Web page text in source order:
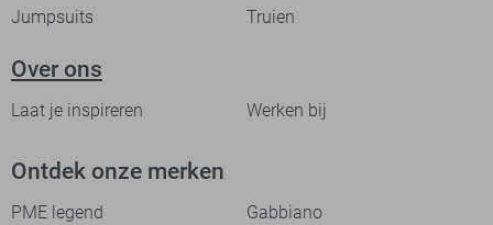
Jumpsuits
Truien
Over ons
Laat je inspireren Werken bij
Ontdek onze merken
PME legend
Gabbiano